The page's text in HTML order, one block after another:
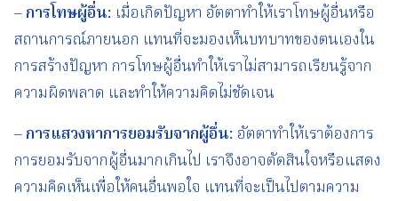
–การโทษผู้อื่น: เมื่อเกิดปัญหา อัตตาทำให้เราโทษผู้อื่นหรือ
สถานการณ์ภายนอก แทนที่จะมองเห็นบทบาทของตนเองใน
การสร้างปัญหา การโทษผู้อื่นทำให้เราไม่สามารถเรียนรู้จาก
ความผิดพลาด และทำให้ความคิดไม่ชัดเจน
–การแสวงหาการยอมรับจากผู้อื่น: อัตตาทำให้เราต้องการ
การยอมรับจากผู้อื่นมากเกินไป เราจึงอาจตัดสินใจหรือแสดง
ความคิดเห็นเพื่อให้คนอื่นพอใจ แทนที่จะเป็นไปตามความ